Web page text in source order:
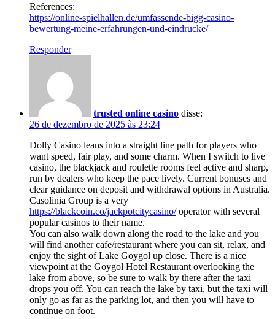
References:
https://online-spielhallen.de/umfassende-bigg-casino-
bewertung-meine-erfahrungen-und-eindrucke/
Responder
trusted online casino disse:
26 de dezembro de 2025 às 23:24
Dolly Casino leans into a straight line path for players who
want speed, fair play, and some charm. When I switch to live
casino, the blackjack and roulette rooms feel active and sharp,
run by dealers who keep the pace lively. Current bonuses and
clear guidance on deposit and withdrawal options in Australia.
Casolinia Group is a very
https://blackcoin.co/jackpotcitycasino/operator with several
popular casinos to their name.
You can also walk down along the road to the lake and you
will find another cafe/restaurant where you can sit, relax, and
enjoy the sight of Lake Goygol up close. There is a nice
viewpoint at the Goygol Hotel Restaurant overlooking the
lake from above, so be sure to walk by there after the taxi
drops you off. You can reach the lake by taxi, but the taxi will
only go as far as the parking lot, and then you will have to
continue on foot.